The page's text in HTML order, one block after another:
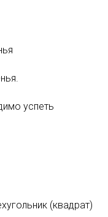
успеть
(квадрат)